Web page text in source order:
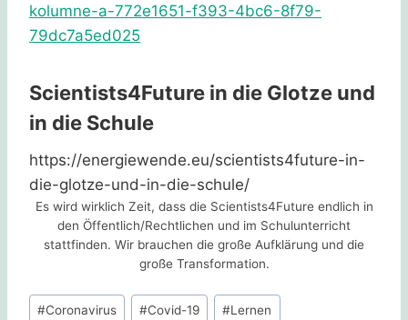
kolumne-a-772e1651-f393-4bc6-8f79-
79dc7a5ed025
Scientists4Future in die Glotze und
in die Schule
https://energiewende.eu/scientists4future-in-
die-glotze-und-in-die-schule/
Es wird wirklich Zeit, dass die Scientists4Future endlich in
den Öffentlich/Rechtlichen und im Schulunterricht
stattfinden. Wir brauchen die große Aufklärung und die
große Transformation.
Schlagworte:
#Coronavirus #Covid-19 #Lernen